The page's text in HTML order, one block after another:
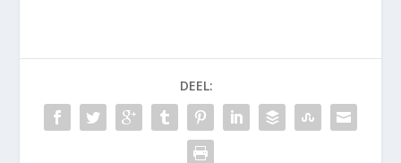
DEEL: